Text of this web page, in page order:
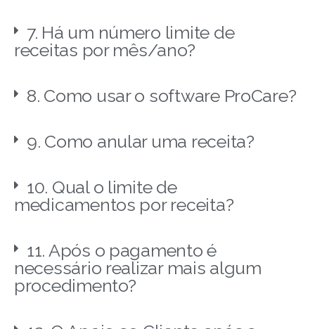
7. Há um número limite de
receitas por mês/ano?
8. Como usar o software ProCare?
9. Como anular uma receita?
10. Qual o limite de
medicamentos por receita?
11. Após o pagamento é
necessário realizar mais algum
procedimento?